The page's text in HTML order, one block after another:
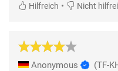
Hilfreich • Nicht
Anonymous (TF-